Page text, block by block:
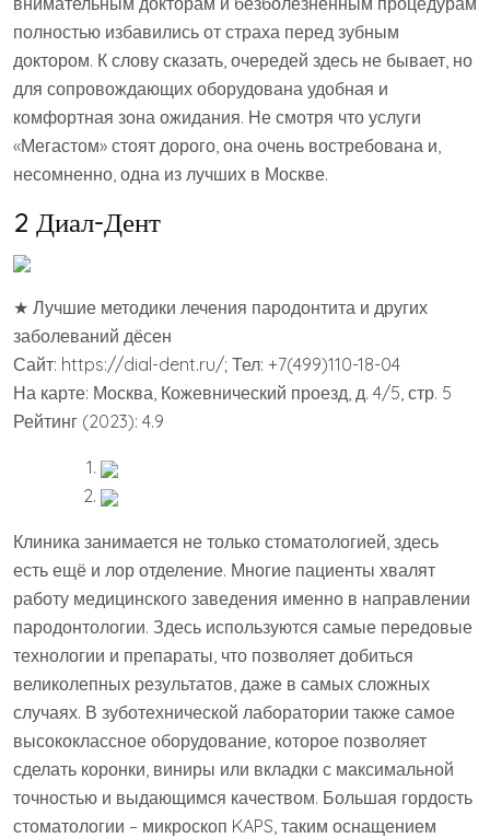
полностью избавились от страха перед зубным
доктором. К слову сказать, очередей здесь не бывает, но
для сопровождающих оборудована удобная и
комфортная зона ожидания. Не смотря что услуги
«Мегастом» стоят дорого, она очень востребована и,
несомненно, одна из лучших в Москве.
2 Диал-Дент
★ Лучшие методики лечения пародонтита и других
заболеваний дёсен
Сайт: https://dial-dent.ru/; Тел: +7(499)110-18-04
На карте: Москва, Кожевнический проезд, д. 4/5, стр. 5
Рейтинг (2023): 4.9
Клиника занимается не только стоматологией, здесь
есть ещё и лор отделение. Многие пациенты хвалят
работу медицинского заведения именно в направлении
пародонтологии. Здесь используются самые передовые
технологии и препараты, что позволяет добиться
великолепных результатов, даже в самых сложных
случаях. В зуботехнической лаборатории также самое
высококлассное оборудование, которое позволяет
сделать коронки, виниры или вкладки с максимальной
точностью и выдающимся качеством. Большая гордость
стоматологии – микроскоп KAPS, таким оснащением